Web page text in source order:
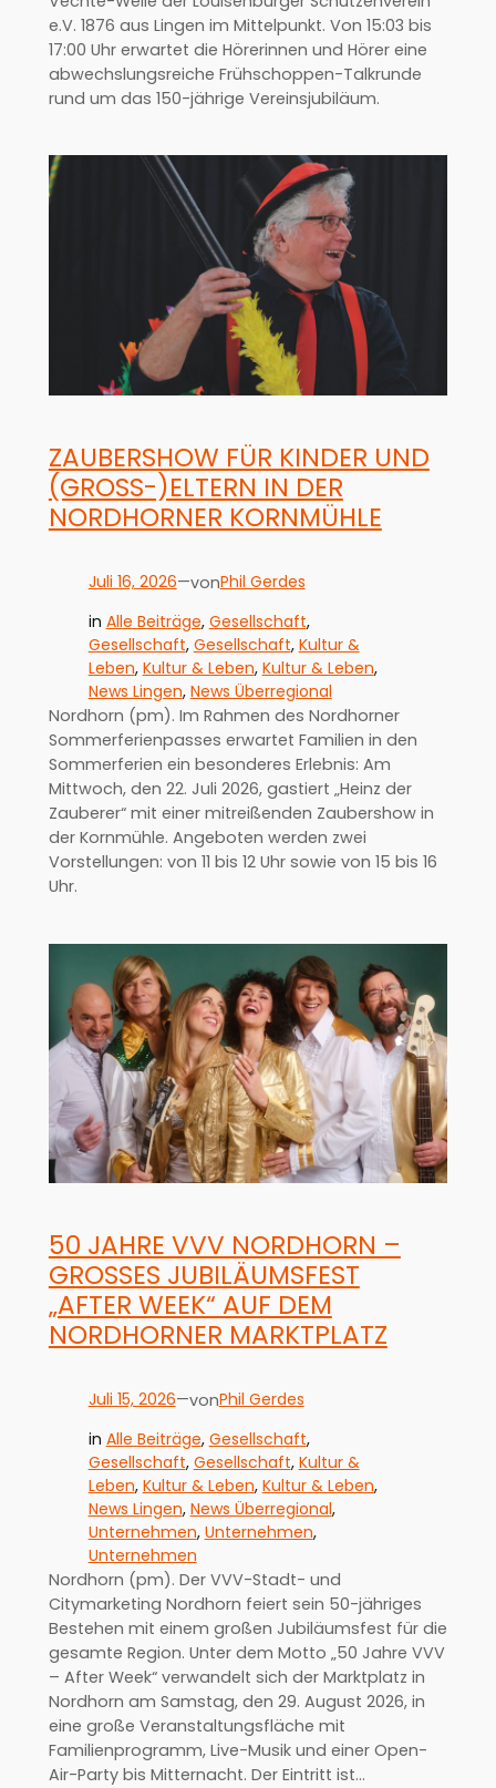
e.V. 1876 aus Lingen im Mittelpunkt. Von 15:03 bis
17:00 Uhr erwartet die Hörerinnen und Hörer eine
abwechslungsreiche Frühschoppen-Talkrunde
rund um das 150-jährige Vereinsjubiläum.
ZAUBERSHOW FÜR KINDER UND
(GROSS-)ELTERN IN DER N
ORDHORNER KORNMÜHLE
Juli 16, 2026—vonPhil Gerdes
in Alle Beiträge, Gesellschaft,
Gesellschaft, Gesellschaft, Kultur &
Leben, Kultur & Leben, Kultur & Leben,
News Lingen, News Überregional
Nordhorn (pm). Im Rahmen des Nordhorner
Sommerferienpasses erwartet Familien in den
Sommerferien ein besonderes Erlebnis: Am
Mittwoch, den 22. Juli 2026, gastiert „Heinz der
Zauberer“ mit einer mitreißenden Zaubershow in
der Kornmühle. Angeboten werden zwei
Vorstellungen: von 11 bis 12 Uhr sowie von 15 bis 16
Uhr.
50 JAHRE VVV NORDHORN –
GROSSES JUBILÄUMSFEST „
AFTER WEEK“ AUF DEM N
ORDHORNER MARKTPLATZ
Juli 15, 2026—vonPhil Gerdes
in Alle Beiträge, Gesellschaft,
Gesellschaft, Gesellschaft, Kultur &
Leben, Kultur & Leben, Kultur & Leben,
News Lingen, News Überregional,
Unternehmen, Unternehmen,
Unternehmen
Nordhorn (pm). Der VVV-Stadt- und
Citymarketing Nordhorn feiert sein 50-jähriges
Bestehen mit einem großen Jubiläumsfest für die
gesamte Region. Unter dem Motto „50 Jahre VVV
– After Week“ verwandelt sich der Marktplatz in
Nordhorn am Samstag, den 29. August 2026, in
eine große Veranstaltungsfläche mit
Familienprogramm, Live-Musik und einer Open-
Air-Party bis Mitternacht. Der Eintritt ist…